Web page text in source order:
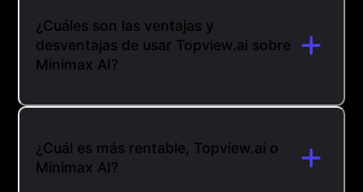
¿Cuáles son las ventajas y
desventajas de usar Topview.ai sobre
Minimax AI?
¿Cuál es más rentable, Topview.ai o
Minimax AI?